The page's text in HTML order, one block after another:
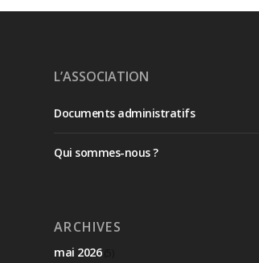
L’ASSOCIATION
Documents administratifs
Qui sommes-nous ?
ARCHIVES
mai 2026(5)